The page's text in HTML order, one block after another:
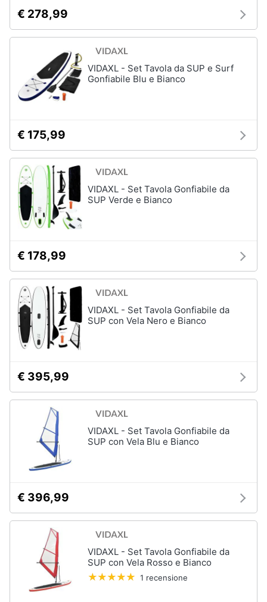
€ 278,99
VIDAXL - Set Tavola da SUP e Surf
Gonfiabile Blu e Bianco
€ 175,99
VIDAXL - Set Tavola Gonfiabile da
SUP Verde e Bianco
€ 178,99
VIDAXL - Set Tavola Gonfiabile da
SUP con Vela Nero e Bianco
€ 395,99
VIDAXL - Set Tavola Gonfiabile da
SUP con Vela Blu e Bianco
€ 396,99
VIDAXL - Set Tavola Gonfiabile da
SUP con Vela Rosso e Bianco
1 recensione